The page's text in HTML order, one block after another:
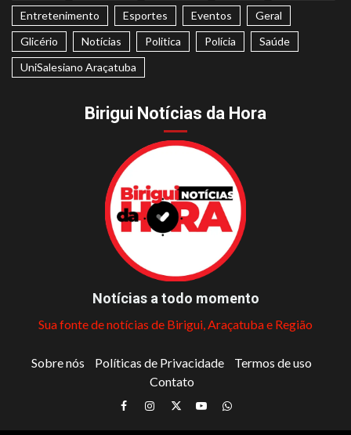
Entretenimento
Esportes Eventos
Geral
Glicério
Notícias Politica Polícia
Saúde
UniSalesiano Araçatuba
Birigui Notícias da Hora
Notícias a todo momento
Sua fonte de notícias de Birigui, Araçatuba e Região
Sobre nós Políticas de Privacidade
Termos de uso
Contato
Facebook
Instagram
TwitterYoutubeWhatsapp